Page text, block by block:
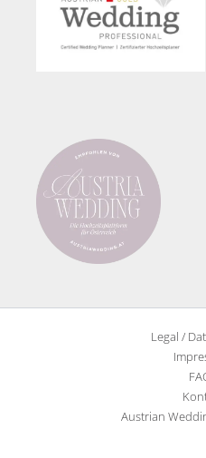
Legal /
Austrian